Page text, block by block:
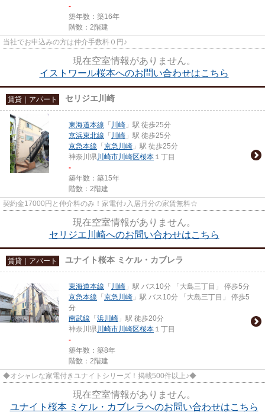
-
築年数：築16年
階数：2階建
当社でお申込みの方は仲介手数料０円♪
現在空室情報がありません。
イストワール桜本へのお問い合わせはこちら
賃貸｜アパート セリジエ川崎
東海道本線 「 川崎 」駅 徒歩25分
京浜東北線 「 川崎 」駅 徒歩25分
京急本線 「 京急川崎 」駅 徒歩25分
神奈川県川崎市川崎区桜本 １丁目
-
築年数：築15年
階数：2階建
契約金17000円と仲介料のみ！家電付♪入居月分の家賃無料☆
現在空室情報がありません。
セリジエ川崎へのお問い合わせはこちら
賃貸｜アパート ユナイト桜本 ミケル・カブレラ
東海道本線 「 川崎 」駅 バス10分 「大島三丁目」 停歩5分
京急本線 「 京急川崎 」駅 バス10分 「大島三丁目」 停歩5
分
南武線 「 浜川崎 」駅 徒歩20分
神奈川県川崎市川崎区桜本 １丁目
-
築年数：築8年
階数：2階建
◆オシャレな家電付きユナイトシリーズ！掲載500件以上♪◆
現在空室情報がありません。
ユナイト桜本 ミケル・カブレラへのお問い合わせはこちら